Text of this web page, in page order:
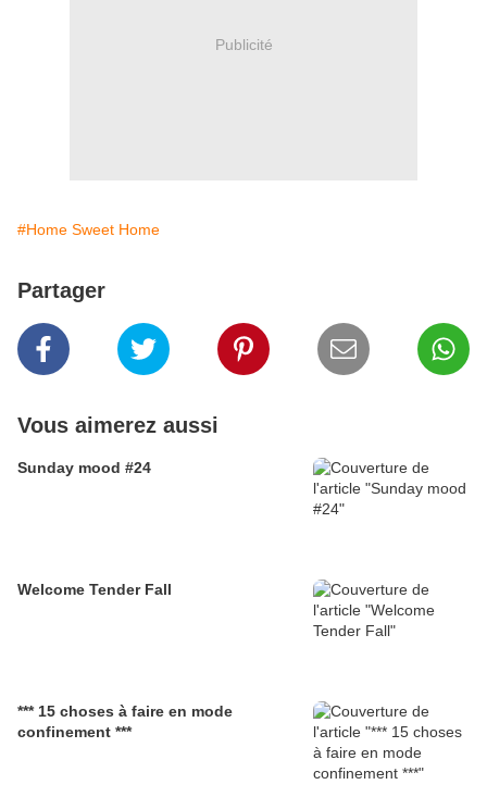
Publicité
#Home Sweet Home
Partager
Vous aimerez aussi
Sunday mood #24
Welcome Tender Fall
*** 15 choses à faire en mode
confinement ***